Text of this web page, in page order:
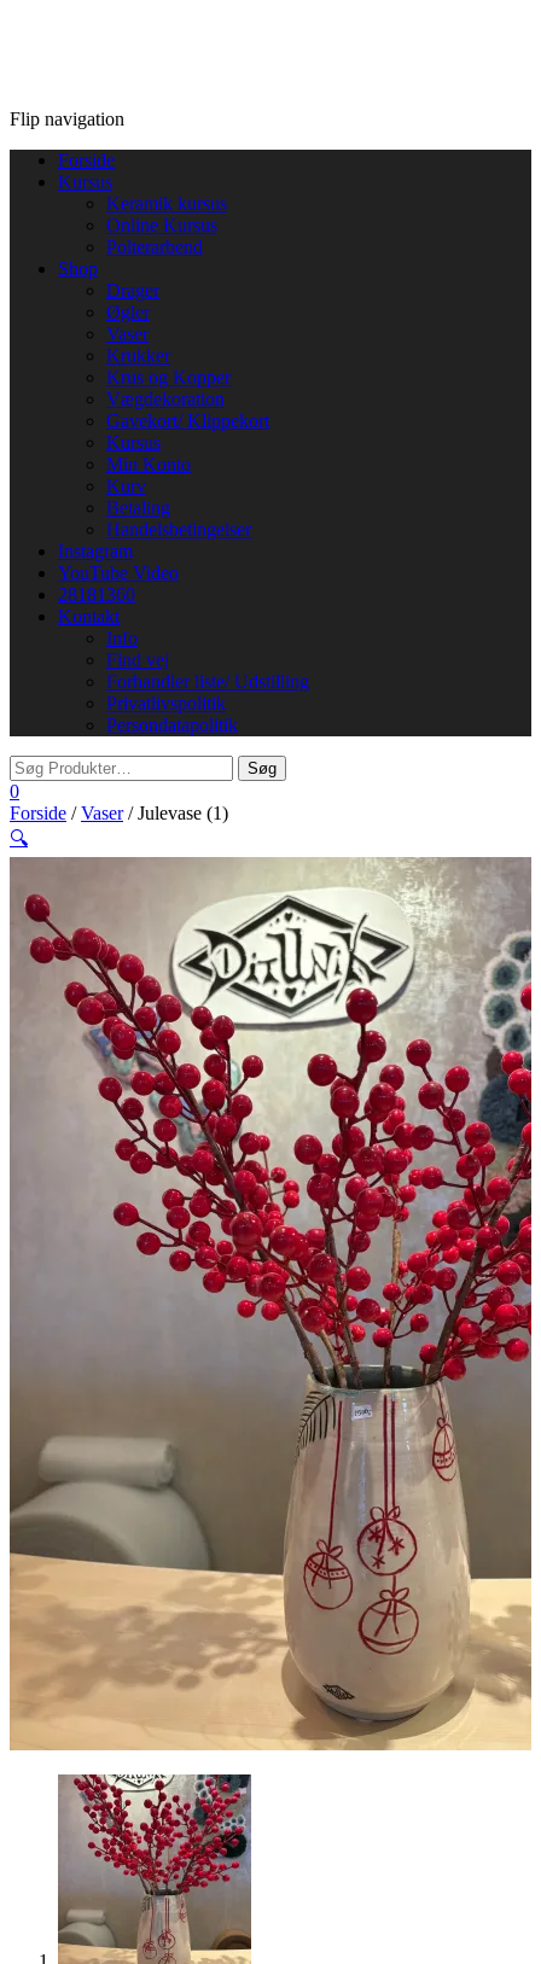
Flip navigation
Forside
Kursus
Keramik kursus
Online Kursus
Polterarbend
Shop
Drager
Øgler
Vaser
Krukker
Krus og Kopper
Vægdekoration
Gavekort/ Klippekort
Kursus
Min Konto
Kurv
Betaling
Handelsbetingelser
Instagram
YouTube Video
28181360
Kontakt
Info
Find vej
Forhandler liste/ Udstilling
Privatlivspolitik
Persondatapolitik
0
Forside /Vaser/ Julevase (1)
🔍